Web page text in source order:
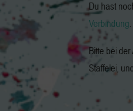
Du hast
Verbindung
Bitte bei
Staffelei,